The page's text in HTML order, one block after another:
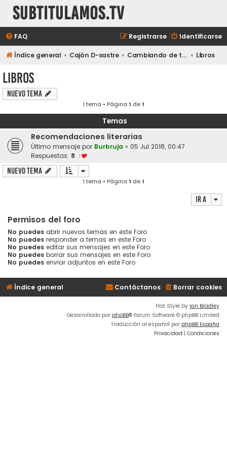
subtitulamos.tv
FAQ Identificarse
Registrarse
Índice general Cajón D-sastre Cambiando de tema... Libros
Libros
Nuevo Tema
1 tema • Página 1 de1
Temas
Recomendaciones literarias
Último mensaje por Burbruja « 05 Jul 2018, 00:47
Respuestas: 8 1
Nuevo Tema
1 tema • Página 1 de1
Ir a
Permisos del foro
No puedes abrir nuevos temas en este Foro
No puedes responder a temas en este Foro
No puedes editar sus mensajes en este Foro
No puedes borrar sus mensajes en este Foro
No puedes enviar adjuntos en este Foro
Índice general Borrar cookies
Contáctanos
Flat Style by Ian Bradley
Desarrollado por phpBB® Forum Software © phpBB Limited
Traducción al español por phpBB España
Privacidad | Condiciones